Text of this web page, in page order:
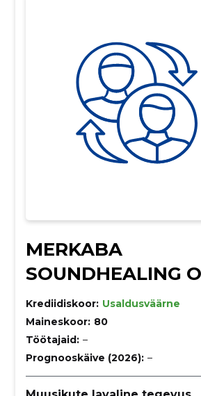
MERKABA
SOUNDHEALING
Krediidiskoor: Usaldusväärne
Maineskoor: 80
Töötajaid: –
Prognooskäive (2026): –